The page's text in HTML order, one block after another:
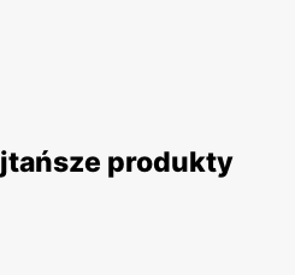
produkty